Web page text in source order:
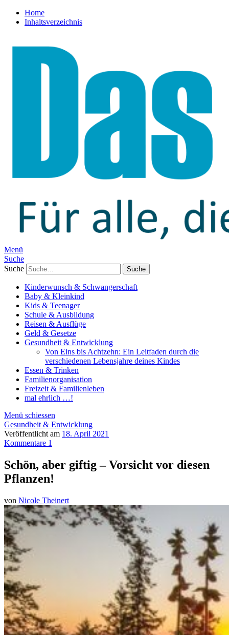
Home
Inhaltsverzeichnis
Menü
Suche
Suche
Kinderwunsch & Schwangerschaft
Baby & Kleinkind
Kids & Teenager
Schule & Ausbildung
Reisen & Ausflüge
Geld & Gesetze
Gesundheit & Entwicklung
Von Eins bis Achtzehn: Ein Leitfaden durch die
verschiedenen Lebensjahre deines Kindes
Essen & Trinken
Familienorganisation
Freizeit & Familienleben
mal ehrlich …!
Menü schiessen
Gesundheit & Entwicklung
Veröffentlicht am 18. April 2021
Kommentare 1
Schön, aber giftig – Vorsicht vor diesen
Pflanzen!
von Nicole Theinert